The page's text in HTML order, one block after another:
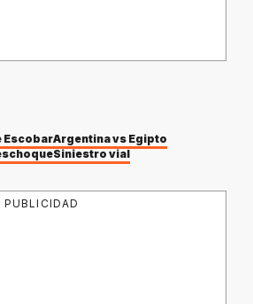
EscobarArgentina vs Egipto
choqueSiniestro vial
PUBLICIDAD